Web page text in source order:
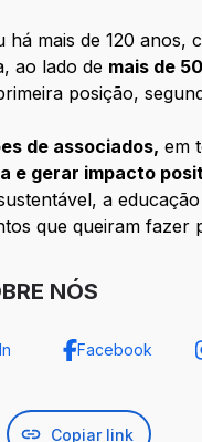
há mais de 120
ao lado de mais de
posição,
de associados, em
e gerar impacto
a
que queiram
NÓS
Facebook
Copiar link